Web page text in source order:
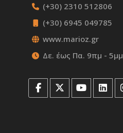
(+30) 2310 512806
(+30) 6945 049785
www.marioz.gr
Δε. έως Πα. 9πμ - 5μμ